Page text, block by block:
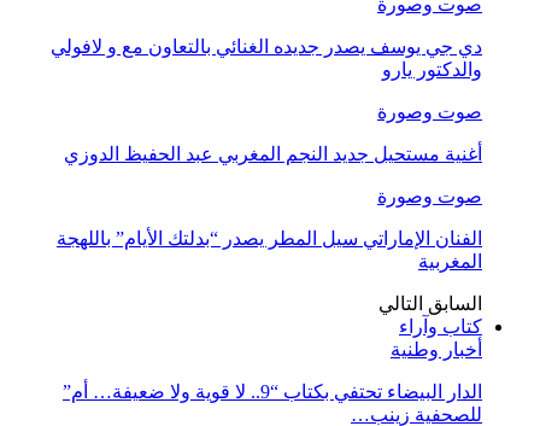
صوت وصورة
دي جي يوسف يصدر جديده الغنائي بالتعاون مع و لافولي
والدكتور يارو
صوت وصورة
أغنية مستحيل جديد النجم المغربي عبد الحفيظ الدوزي
صوت وصورة
الفنان الإماراتي سيل المطر يصدر “بدلتك الأيام” باللهجة
المغربية
السابق التالي
كتاب وآراء
أخبار وطنية
الدار البيضاء تحتفي بكتاب “9.. لا قوية ولا ضعيفة… أم”
للصحفية زينب…